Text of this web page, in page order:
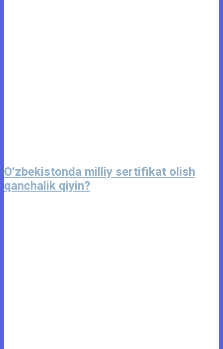
O‘zbekistonda milliy sertifikat olish
qanchalik qiyin?